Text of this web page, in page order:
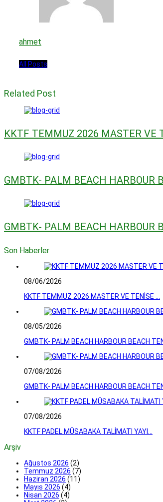
ahmet
All Posts
Related Post
KKTF TEMMUZ 2026 MASTER VE
GMBTK- PALM BEACH HARBOUR
GMBTK- PALM BEACH HARBOUR
Son Haberler
08/06/2026
KKTF TEMMUZ 2026 MASTER VE TENİSE ...
08/05/2026
GMBTK- PALM BEACH HARBOUR BEACH
07/08/2026
GMBTK- PALM BEACH HARBOUR BEACH
07/08/2026
KKTF PADEL MÜSABAKA TALİMATI YAYI...
Arşiv
Ağustos 2026 (2)
Temmuz 2026 (7)
Haziran 2026 (11)
Mayıs 2026 (4)
Nisan 2026 (4)